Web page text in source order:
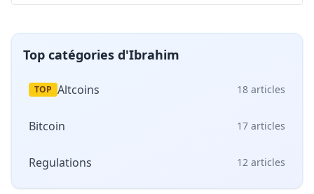
Top catégories d'Ibrahim
TOP Altcoins 18 articles
Bitcoin 17 articles
Regulations 12 articles